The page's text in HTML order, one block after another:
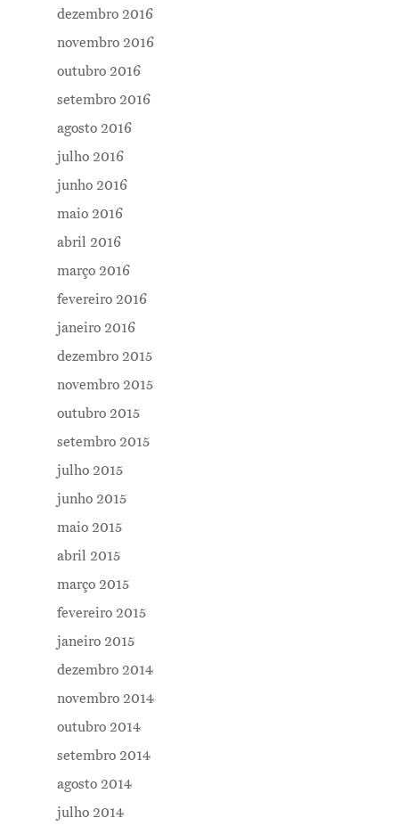
dezembro 2016
novembro 2016
outubro 2016
setembro 2016
agosto 2016
julho 2016
junho 2016
maio 2016
abril 2016
março 2016
fevereiro 2016
janeiro 2016
dezembro 2015
novembro 2015
outubro 2015
setembro 2015
julho 2015
junho 2015
maio 2015
abril 2015
março 2015
fevereiro 2015
janeiro 2015
dezembro 2014
novembro 2014
outubro 2014
setembro 2014
agosto 2014
julho 2014